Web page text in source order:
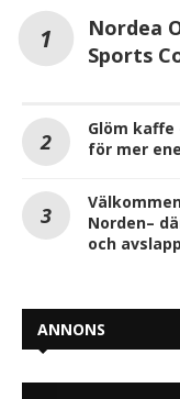
Nordea
Sports
Glöm
för mer
Norden–
och
ANNONS